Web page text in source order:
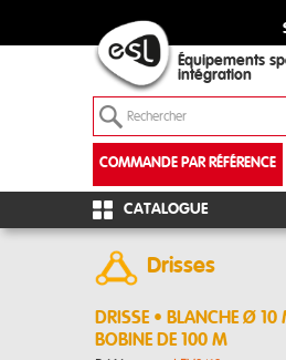
Équipements
intégration
COMMANDE PAR RÉFÉRENCE
CATALOGUE
Drisses
DRISSE • BLANCHE Ø
BOBINE DE 100 M